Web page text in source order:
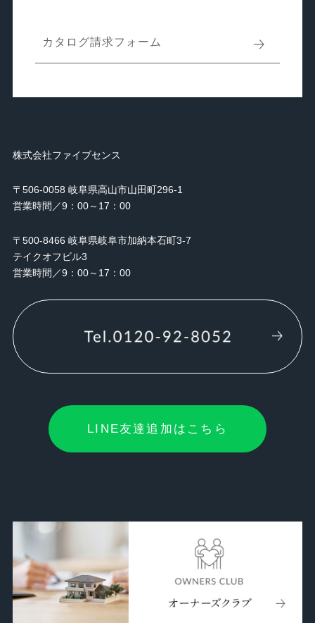
カタログ請求フォーム
株式会社ファイブセンス
〒506-0058 岐阜県高山市山田町296-1
営業時間／9：00～17：00
〒500-8466 岐阜県岐阜市加納本石町3-7
テイクオフビル3
営業時間／9：00～17：00
LINE友達追加はこちら